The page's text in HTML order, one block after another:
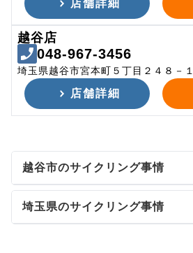
店舗詳細
越谷店
048-967-3456
埼玉県越谷市宮本町５丁目２４８－１
店舗詳細
越谷市のサイクリング事情
埼玉県のサイクリング事情